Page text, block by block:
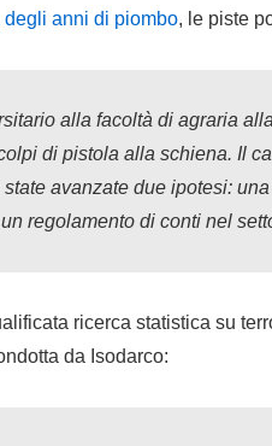
anni di piombo, le piste
alla facoltà di agraria
di pistola alla schiena. Il
avanzate due ipotesi:
regolamento di conti nel
ricerca statistica su
da Isodarco: